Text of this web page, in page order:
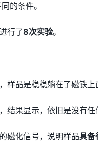
的条件。
行了8次实验。
样品是稳稳躺在了磁铁上
，结果显示，依旧是没有任
磁化信号，说明样品具备